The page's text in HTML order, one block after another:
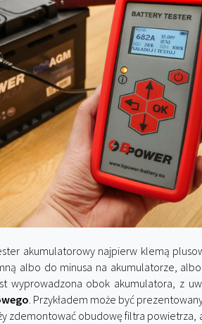
akumulatorowy najpierw klemą
albo do minusa na akumulatorze,
wyprowadzona obok akumulatora, z
. Przykładem może być
zdemontować obudowę filtra